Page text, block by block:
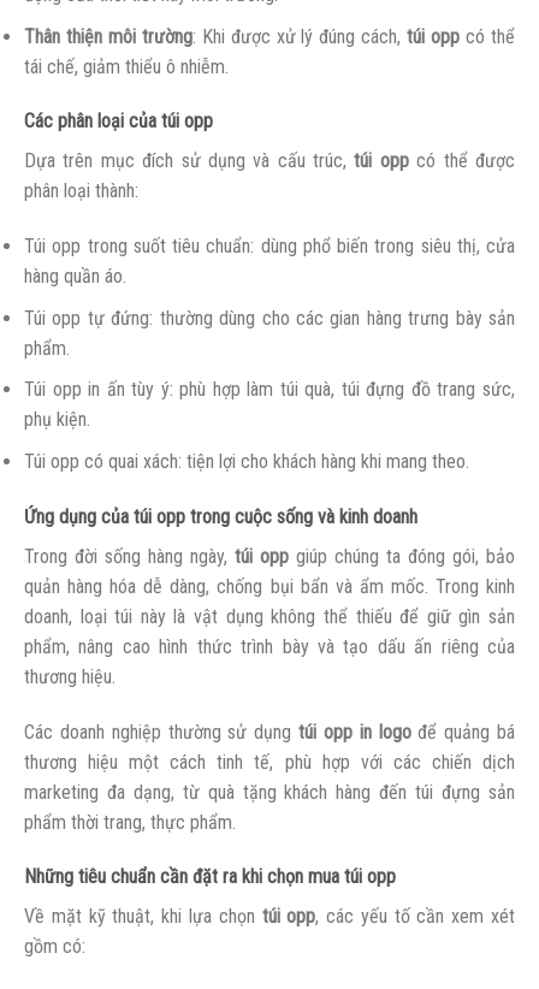
Thân thiện môi trường: Khi được xử lý đúng cách,túi opp có thể
tái chế, giảm thiểu ô nhiễm.
Các phân loại của túi opp
Dựa trên mục đích sử dụng và cấu trúc,túi oppcó thể được
phân loại thành:
Túi opp trong suốt tiêu chuẩn: dùng phổ biến trong siêu thị, cửa
hàng quần áo.
Túi opp tự đứng: thường dùng cho các gian hàng trưng bày sản
phẩm.
Túi opp in ấn tùy ý: phù hợp làm túi quà, túi đựng đồ trang sức,
phụ kiện.
Túi opp có quai xách: tiện lợi cho khách hàng khi mang theo.
Ứng dụng của túi opp trong cuộc sống và kinh doanh
Trong đời sống hàng ngày, túi opp giúp chúng ta đóng gói, bảo
quản hàng hóa dễ dàng, chống bụi bẩn và ẩm mốc. Trong kinh
doanh, loại túi này là vật dụng không thể thiếu để giữ gìn sản
phẩm, nâng cao hình thức trình bày và tạo dấu ấn riêng của
thương hiệu.
Các doanh nghiệp thường sử dụng túi opp in logođể quảng bá
thương hiệu một cách tinh tế, phù hợp với các chiến dịch
marketing đa dạng, từ quà tặng khách hàng đến túi đựng sản
phẩm thời trang, thực phẩm.
Những tiêu chuẩn cần đặt ra khi chọn mua túi opp
Về mặt kỹ thuật, khi lựa chọn túi opp, các yếu tố cần xem xét
gồm có: